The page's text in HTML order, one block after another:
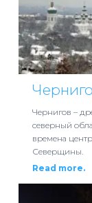
Чернигов –
северный
времена
Северщины.
Read more.